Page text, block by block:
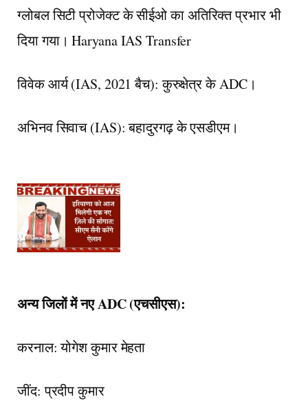
ग्लोबल सिटी प्रोजेक्ट के सीईओ का अतिरिक्त प्रभार भी
दिया गया। Haryana IAS Transfer
विवेक आर्य (IAS, 2021 बैच): कुरुक्षेत्र के ADC।
अभिनव सिवाच (IAS): बहादुरगढ़ के एसडीएम।
अन्य जिलों में नए ADC (एचसीएस):
करनाल: योगेश कुमार मेहता
जींद: प्रदीप कुमार